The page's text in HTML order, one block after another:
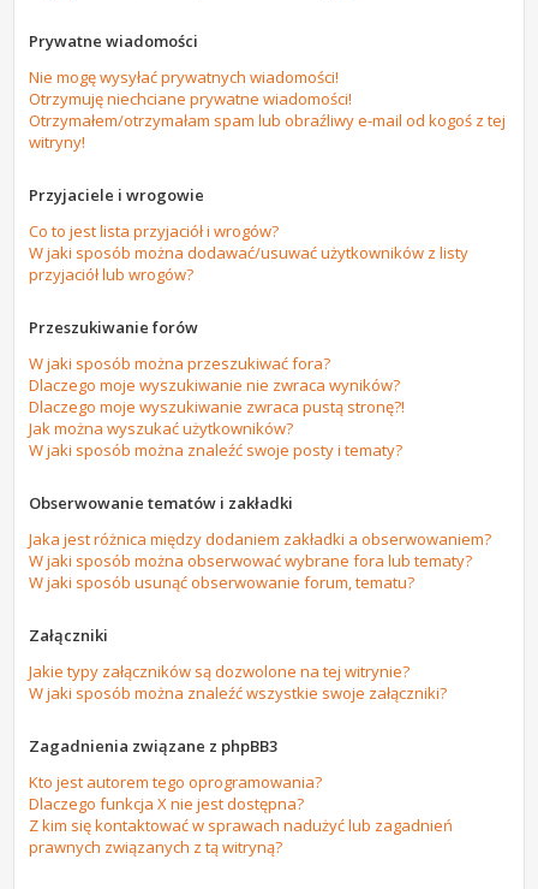
Prywatne wiadomości
Nie mogę wysyłać prywatnych wiadomości!
Otrzymuję niechciane prywatne wiadomości!
Otrzymałem/otrzymałam spam lub obraźliwy e-mail od kogoś z tej
witryny!
Przyjaciele i wrogowie
Co to jest lista przyjaciół i wrogów?
W jaki sposób można dodawać/usuwać użytkowników z listy
przyjaciół lub wrogów?
Przeszukiwanie forów
W jaki sposób można przeszukiwać fora?
Dlaczego moje wyszukiwanie nie zwraca wyników?
Dlaczego moje wyszukiwanie zwraca pustą stronę?!
Jak można wyszukać użytkowników?
W jaki sposób można znaleźć swoje posty i tematy?
Obserwowanie tematów i zakładki
Jaka jest różnica między dodaniem zakładki a obserwowaniem?
W jaki sposób można obserwować wybrane fora lub tematy?
W jaki sposób usunąć obserwowanie forum, tematu?
Załączniki
Jakie typy załączników są dozwolone na tej witrynie?
W jaki sposób można znaleźć wszystkie swoje załączniki?
Zagadnienia związane z phpBB3
Kto jest autorem tego oprogramowania?
Dlaczego funkcja X nie jest dostępna?
Z kim się kontaktować w sprawach nadużyć lub zagadnień
prawnych związanych z tą witryną?